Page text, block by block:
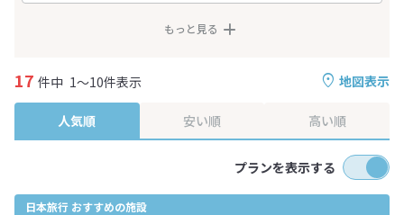
もっと見る
地図表示
17 件中 1～10件表示
人気順 安い順 高い順
プランを表示する
日本旅行 おすすめの施設